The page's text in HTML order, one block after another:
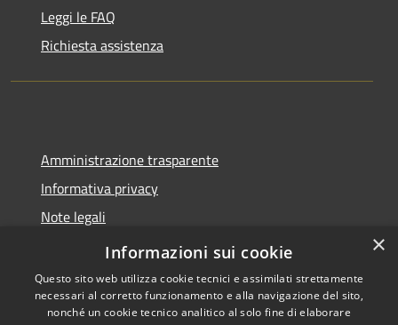
Leggi le FAQ
Richiesta assistenza
Amministrazione trasparente
Informativa privacy
Note legali
Dichiarazione di accessibilità
×
Informazioni sui cookie
Questo sito web utilizza cookie tecnici e assimilati strettamente
necessari al corretto funzionamento e alla navigazione del sito,
nonché un cookie tecnico analitico al solo fine di elaborare